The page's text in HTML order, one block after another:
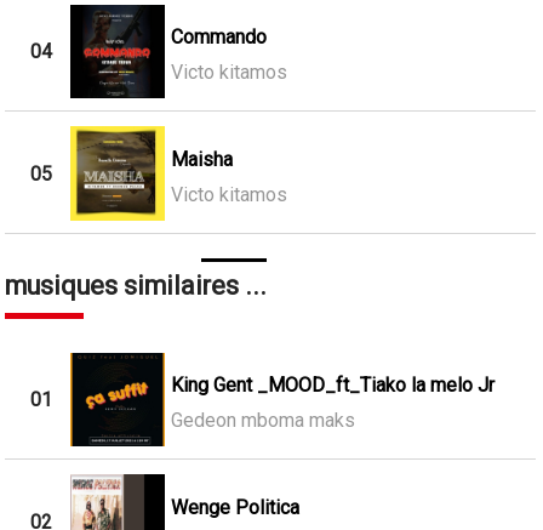
04
Commando
Victo kitamos
05
Maisha
Victo kitamos
musiques similaires ...
01
King Gent _MOOD_ft_Tiako la melo Jr
Gedeon mboma maks
02
Wenge Politica